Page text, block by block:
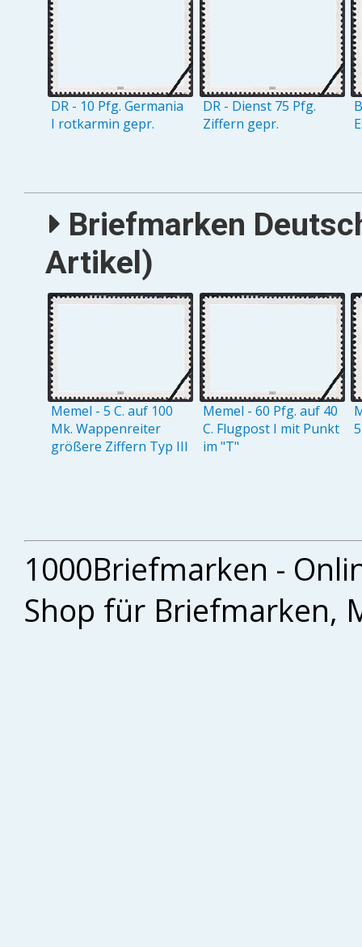
DR - 10 Pfg. Germania
I rotkarmin gepr.
DR - Dienst 75 Pfg.
Ziffern gepr.
Briefmarken
Artikel)
Memel - 5 C. auf 100
Mk. Wappenreiter
größere Ziffern Typ III
Memel - 60 Pfg. auf 40
C. Flugpost I mit Punkt
im "T"
1000Briefmarken -
Shop für Briefmarken,